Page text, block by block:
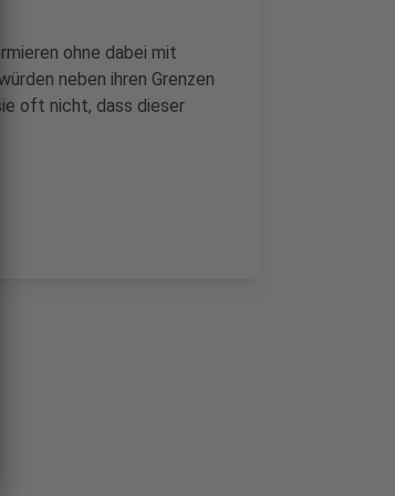
ohne dabei mit
neben ihren Grenzen
oft nicht, dass dieser